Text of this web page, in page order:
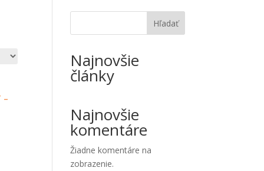
Hľadať
Najnovšie
články
Najnovšie
komentáre
Žiadne komentáre na
zobrazenie.